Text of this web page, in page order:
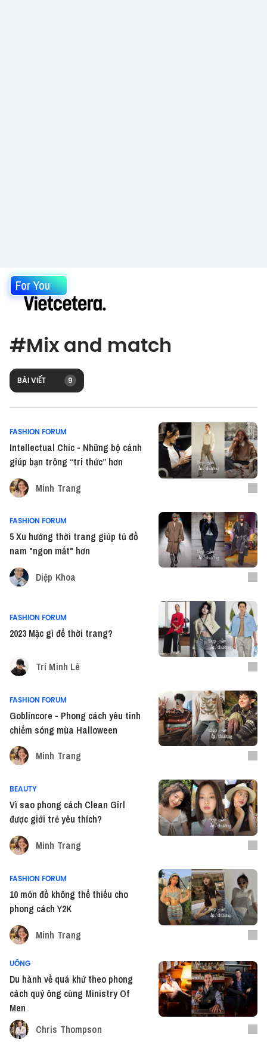
For You
#Mix and match
BÀI VIẾT 9
FASHION FORUM
Intellectual Chic - Những bộ cánh
giúp bạn trông “tri thức” hơn
Minh Trang
FASHION FORUM
5 Xu hướng thời trang giúp tủ đồ
nam "ngon mắt" hơn
Diệp Khoa
FASHION FORUM
2023 Mặc gì để thời trang?
Trí Minh Lê
FASHION FORUM
Goblincore - Phong cách yêu tinh
chiếm sóng mùa Halloween
Minh Trang
BEAUTY
Vì sao phong cách Clean Girl
được giới trẻ yêu thích?
Minh Trang
FASHION FORUM
10 món đồ không thể thiếu cho
phong cách Y2K
Minh Trang
UỐNG
Du hành về quá khứ theo phong
cách quý ông cùng Ministry Of
Men
Chris Thompson